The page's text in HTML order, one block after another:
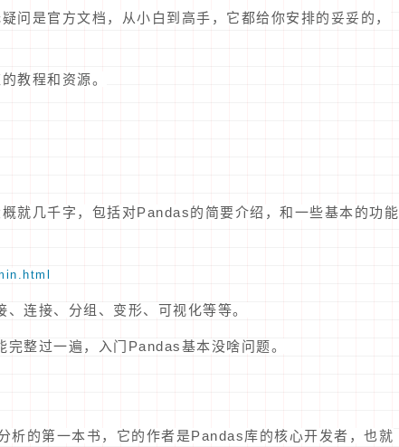
问是官方文档，从小白到高手，它都给你安排的妥妥的，
教程和资源。
就几千字，包括对Pandas的简要介绍，和一些基本的功能
连接、分组、变形、可视化等等。
整过一遍，入门Pandas基本没啥问题。
析的第一本书，它的作者是Pandas库的核心开发者，也就